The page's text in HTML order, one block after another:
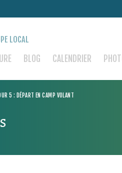
LOCAL
BLOG CALENDRIER
5 : DÉPART EN CAMP VOLANT